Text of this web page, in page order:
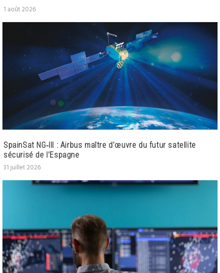
1 août 2026
SpainSat NG‑III : Airbus maître d’œuvre du futur satellite
sécurisé de l’Espagne
31 juillet 2026